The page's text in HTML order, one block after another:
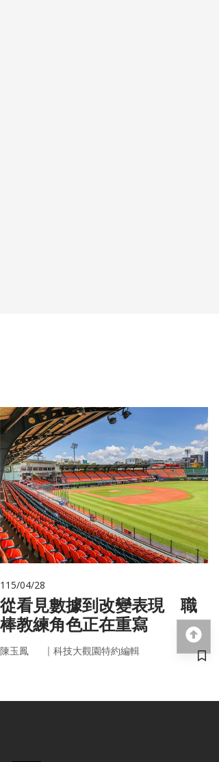
115/04/28
從看見數據到改變表現 職
棒教練角色正在重寫
陳玉鳳 ｜ 科技大觀園特約編輯
儲
回